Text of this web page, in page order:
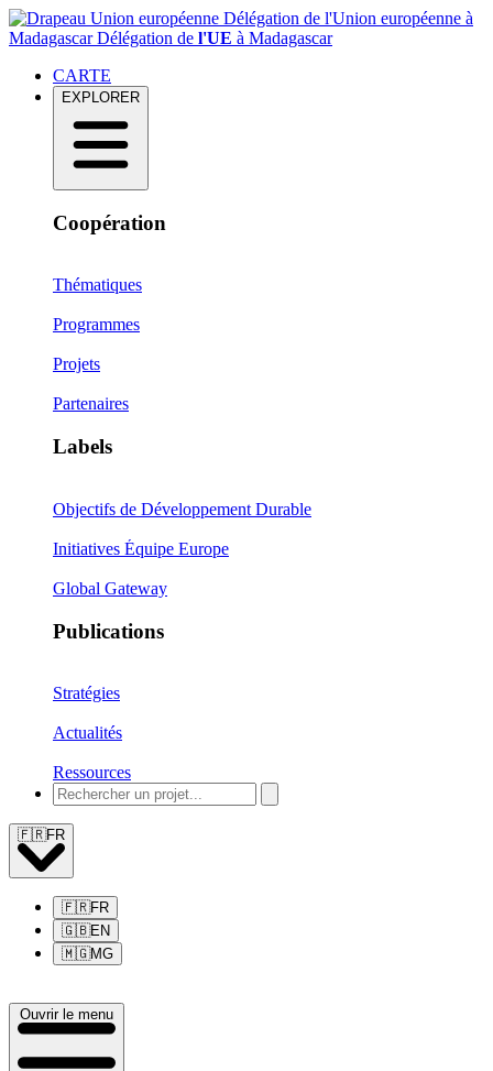
Délégation de l'Union européenne à
MadagascarDélégation de l'UE à Madagascar
CARTE
EXPLORER
Coopération
Thématiques
Programmes
Projets
Partenaires
Labels
Objectifs de Développement Durable
Initiatives Équipe Europe
Global Gateway
Publications
Stratégies
Actualités
Ressources
🇫🇷FR
🇫🇷FR
🇬🇧EN
🇲🇬MG
Ouvrir le menu